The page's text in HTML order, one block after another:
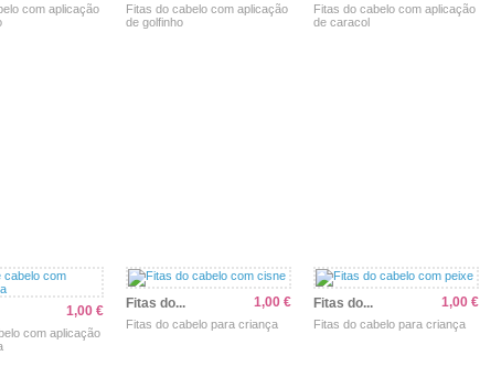
com aplicação
Fitas do cabelo com aplicação
de golfinho
Fitas do cabelo com aplicação
de caracol
1,00 €
com aplicação
Fitas do... 1,00 €
Fitas do cabelo para criança
Fitas do... 1,00 €
Fitas do cabelo para criança